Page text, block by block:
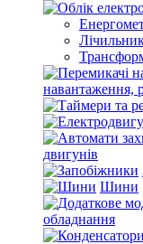
навантаження,
двигунів
Шини
обладнання